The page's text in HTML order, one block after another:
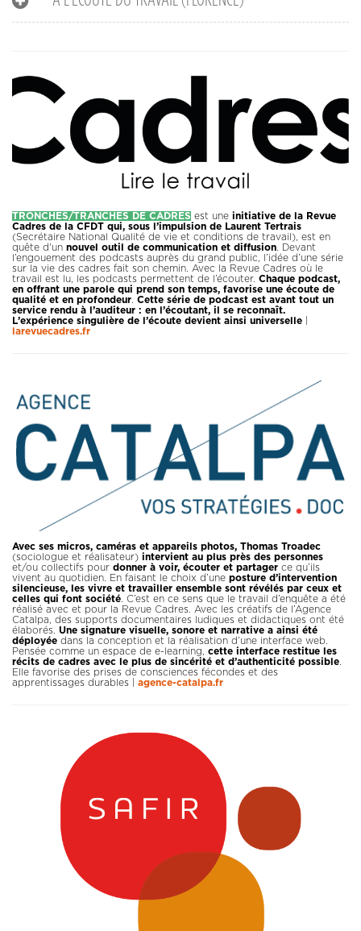
TRONCHES/TRANCHES DE CADRES est une initiative de la Revue
Cadres de la CFDT qui, sous l’impulsion de Laurent Tertrais
(Secrétaire National Qualité de vie et conditions de travail), est en
quête d'un nouvel outil de communication et diffusion . Devant
l’engouement des podcasts auprès du grand public, l’idée d’une série
sur la vie des cadres fait son chemin. Avec la Revue Cadres où le
travail est lu, les podcasts permettent de l’écouter. Chaque podcast,
en offrant une parole qui prend son temps, favorise une écoute de
qualité et en profondeur Cette série de podcast est avant tout un
service rendu à l’auditeur : en l’écoutant, il se reconnaît.
L’expérience singulière de l’écoute devient ainsi universelle
larevuecadres.fr
Avec ses micros, caméras et appareils photos, Thomas Troadec
(sociologue et réalisateur) intervient au plus près des personnes
et/ou collectifs pour donner à voir, écouter et partager ce qu’ils
vivent au quotidien. En faisant le choix d’une posture d’intervention
silencieuse, les vivre et travailler ensemble sont révélés par ceux et
celles qui font société . C’est en ce sens que le travail d’enquête a été
réalisé avec et pour la Revue Cadres. Avec les créatifs de l’Agence
Catalpa, des supports documentaires ludiques et didactiques ont été
élaborés. Une signature visuelle, sonore et narrative a ainsi été
déployée dans la conception et la réalisation d’une interface web.
Pensée comme un espace de e-learning, cette interface restitue les
récits de cadres avec le plus de sincérité et d’authenticité possible
Elle favorise des prises de consciences fécondes et des
apprentissages durables | agence-catalpa.fr